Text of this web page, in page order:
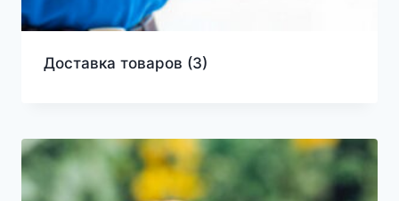
Доставка товаров (3)